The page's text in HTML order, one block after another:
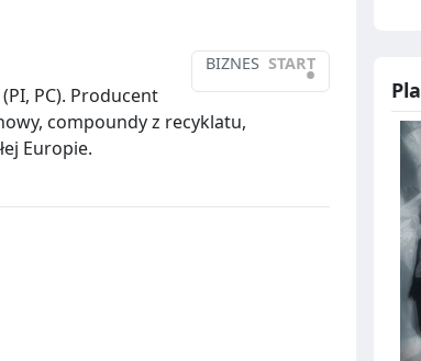
BIZNES START
•
PC). Producent
compoundy z recyklatu,
Europie.